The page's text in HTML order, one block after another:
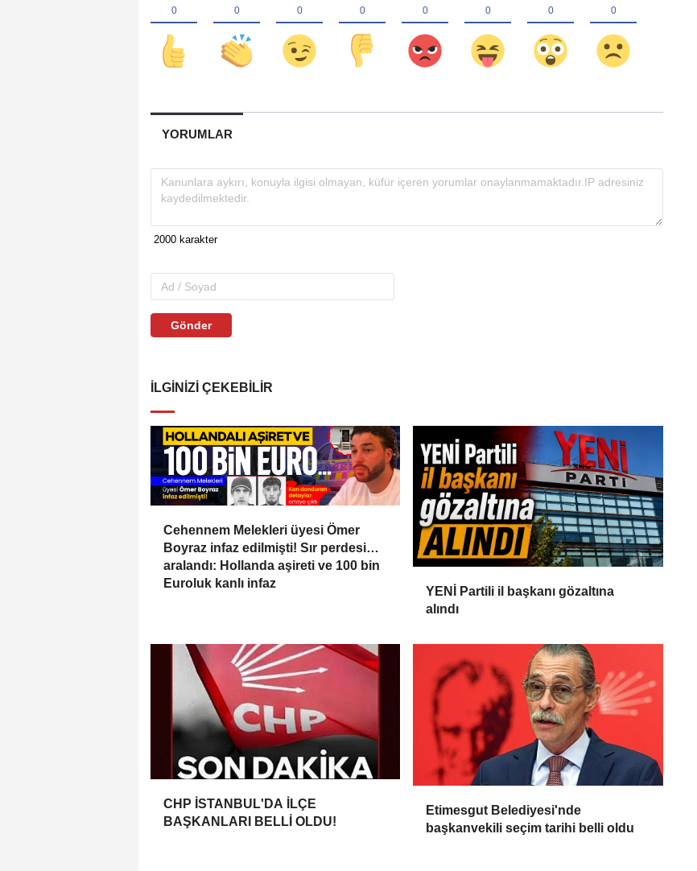
YORUMLAR
Gönder
İLGINIZI ÇEKEBILIR
Cehennem Melekleri üyesi Ömer
Boyraz infaz edilmişti! Sır perdesi
aralandı: Hollanda aşireti ve 100 bin
Euroluk kanlı infaz
YENİ Partili il başkanı gözaltına
alındı
CHP İSTANBUL'DA İLÇE
BAŞKANLARI BELLİ OLDU!
Etimesgut Belediyesi'nde
başkanvekili seçim tarihi belli oldu